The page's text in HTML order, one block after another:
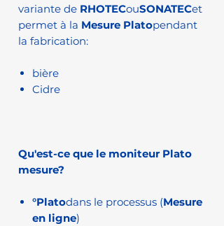
variante de RHOTECouSONATECet
permet à la Mesure Platopendant
la fabrication:
bière
Cidre
Qu'est-ce que le moniteur Plato
mesure?
°Platodans le processus (Mesure
en ligne)